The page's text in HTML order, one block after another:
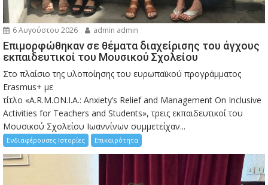
6 Αυγούστου 2026 admin admin
Eπιμορφώθηκαν σε θέματα διαχείρισης του άγχους
εκπαιδευτικοί του Μουσικού Σχολείου
Στο πλαίσιο της υλοποίησης του ευρωπαϊκού προγράμματος
Erasmus+ με
τίτλο «A.R.M.ON.I.A.: Anxiety’s Relief and Management On Inclusive
Activities for Teachers and Students», τρεις εκπαιδευτικοί του
Μουσικού Σχολείου Ιωαννίνων συμμετείχαν...
Ενδιαφέρουσες Ιστορίες Επικαιρότητα